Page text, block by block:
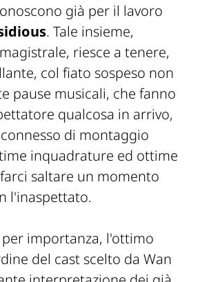
già per il lavoro
. Tale insieme,
riesce a tenere,
col fiato sospeso non
pause musicali, che fanno
qualcosa in arrivo,
di montaggio
inquadrature ed ottime
saltare un momento
l'inaspettato.
importanza, l'ottimo
del cast scelto da Wan